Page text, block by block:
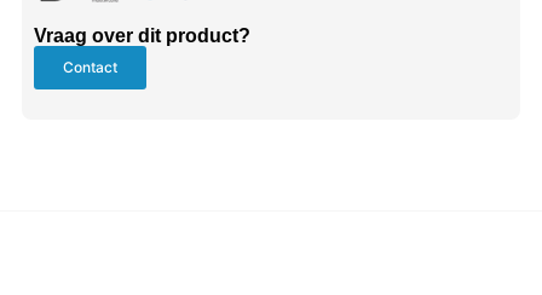
Vraag over dit product?
Contact